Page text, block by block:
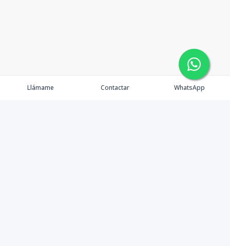
Llámame Contactar WhatsApp